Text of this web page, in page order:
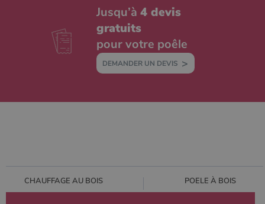
Jusqu’à4 devis
gratuits
pour votre poêle
DEMANDER UN DEVIS
CHAUFFAGE AU BOIS POELE À BOIS